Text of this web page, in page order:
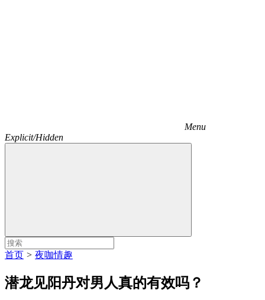
Menu
Explicit/Hidden
首页 > 夜咖情趣
潜龙见阳丹对男人真的有效吗？